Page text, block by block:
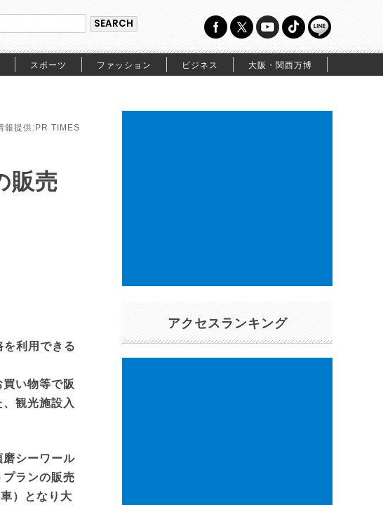
スポーツ ファッション ビジネス 大阪・関西万博
報提供:PR TIMES
販売
利用できる
い物等で阪
観光施設入
シーワール
ランの販売
）となり大
アクセスランキング